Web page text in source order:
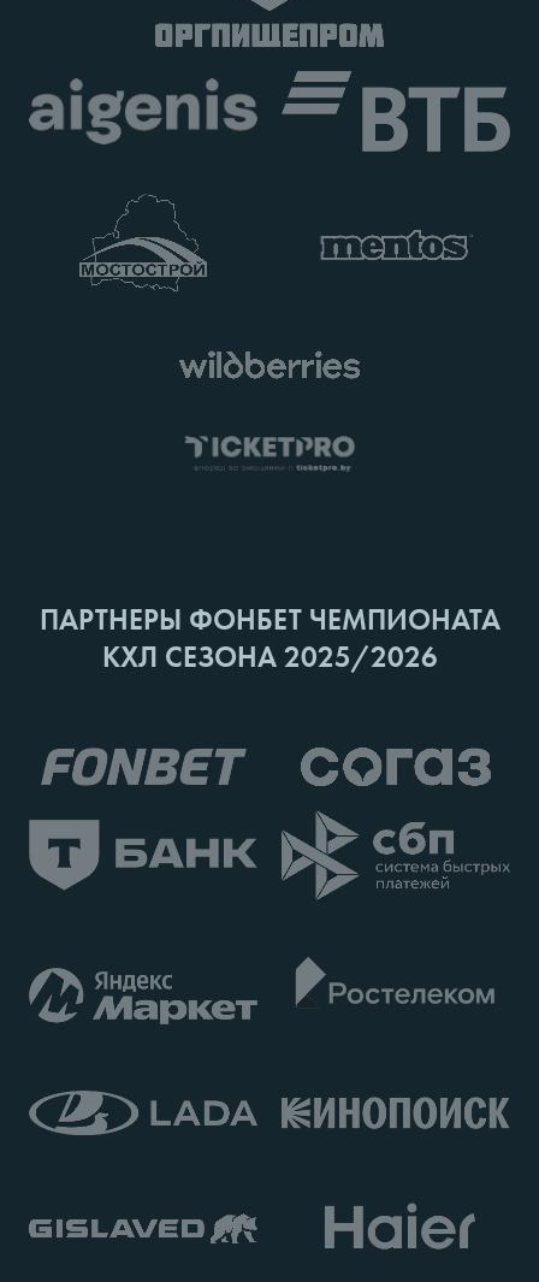
ПАРТНЕРЫ ФОНБЕТ ЧЕМПИОНАТА
КХЛ СЕЗОНА 2025/2026